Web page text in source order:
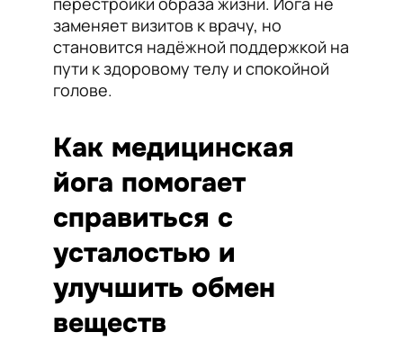
заменяет визитов к врачу, но
становится надёжной поддержкой на
пути к здоровому телу и спокойной
голове.
Как медицинская
йога помогает
справиться с
усталостью и
улучшить обмен
веществ